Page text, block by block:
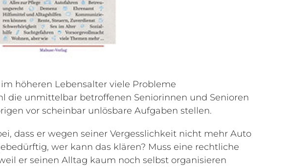
höheren Lebensalter viele Probleme
die unmittelbar betroffenen Seniorinnen und Senioren
vor scheinbar unlösbare Aufgaben stellen.
dass er wegen seiner Vergesslichkeit nicht mehr Auto
wer kann das klären? Muss eine rechtliche
er seinen Alltag kaum noch selbst organisieren